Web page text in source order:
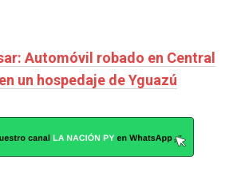
Automóvil robado en Central
un hospedaje de Yguazú